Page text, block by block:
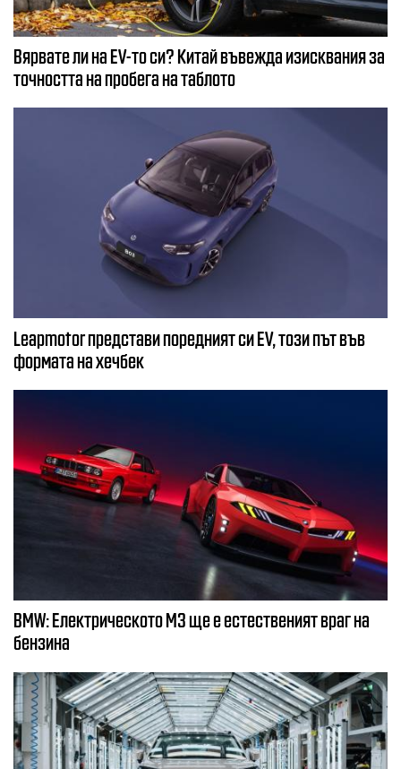
Вярвате ли на EV-то си? Китай въвежда изисквания за
точността на пробега на таблото
Leapmotor представи поредният си EV, този път във
формата на хечбек
BMW: Електрическото М3 ще е естественият враг на
бензина